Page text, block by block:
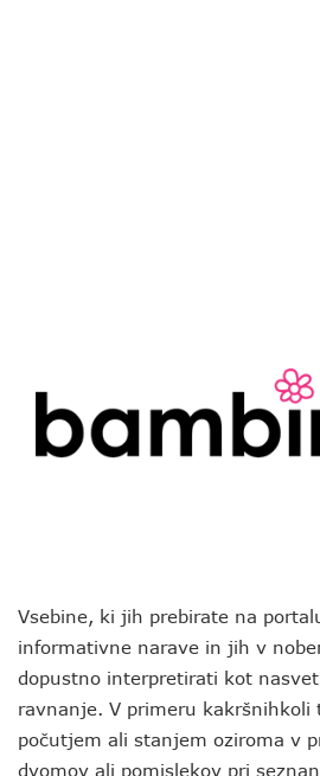
Vsebine, ki jih prebirate na
informativne narave in jih v
dopustno interpretirati kot
ravnanje. V primeru kakršnihkoli
počutjem ali stanjem oziroma v
dvomov ali pomislekov pri